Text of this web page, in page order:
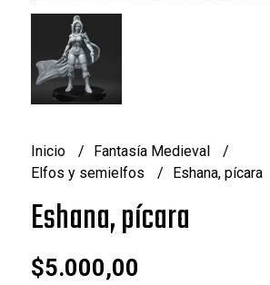
Inicio
Fantasía Medieval
Elfos y semielfos
Eshana, pícara
Eshana, pícara
$5.000,00